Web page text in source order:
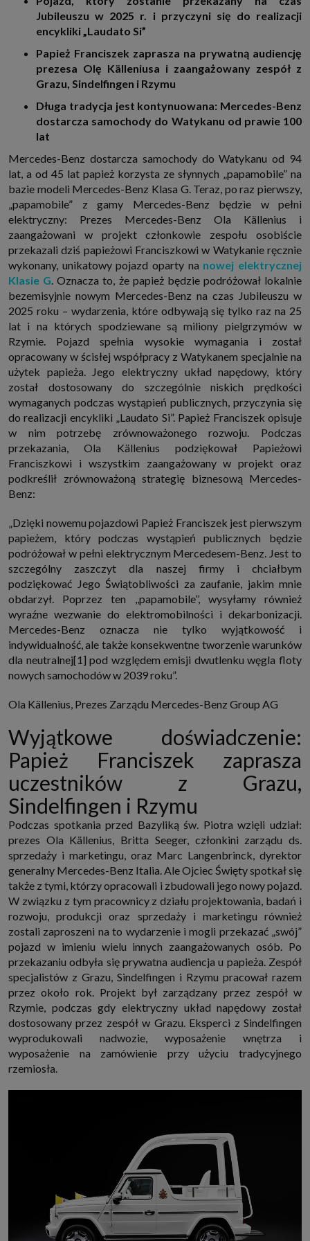
http://www.sagier.pl/
Jeżeli wyrazisz zgodę, o którą wyżej prosimy, administratorami Twoich
danych osobowych będą także nasi Zaufani Partnerzy. Listę Zaufanych
polityki prywatnościi tam też zmodyfikować lub cofnąć swoje zgody.
Podstawa i cel przetwarzania
Twoje dane przetwarzamy w następujących celach:
1. Jeśli zawieramy z Tobą umowę o realizację danej usługi (np. usługi
zapewniającej Ci możliwość zapoznania się z jednym z naszych serwisów
w oparciu o treść regulaminu tego serwisu), to możemy przetwarzać
Twoje dane w zakresie niezbędnym do realizacji tej umowy.
2. Zapewnianie bezpieczeństwa usługi (np. sprawdzenie, czy do Twojego
konta nie loguje się nieuprawniona osoba), dokonanie pomiarów
statystycznych, ulepszanie naszych usług i dopasowanie ich do potrzeb i
wygody użytkowników (np. personalizowanie treści w usługach), jak
również prowadzenie marketingu i promocji własnych usług (np. jeśli
interesujesz się motoryzacją i oglądasz artykuły w biznesistyl.pl lub na
innych stronach internetowych, to możemy Ci wyświetlić reklamę
dotyczącą artykułu w serwisie biznesistyl.pl/automoto. Takie
przetwarzanie danych to realizacja naszych prawnie uzasadnionych
interesów.
3. Za Twoją zgodą usługi marketingowe dostarczą Ci nasi Zaufani
Partnerzy oraz my dla podmiotów trzecich. Aby móc pokazać interesujące
Cię reklamy (np. produktu, którego możesz potrzebować) reklamodawcy i
ich przedstawiciele chcieliby mieć możliwość przetwarzania Twoich
danych związanych z odwiedzanymi przez Ciebie stronami
internetowymi. Udzielenie takiej zgody jest dobrowolne, nie musisz jej
udzielać, nie pozbawi Cię to dostępu do naszych usług. Masz również
możliwość ograniczenia zakresu lub zmiany zgody w dowolnym
momencie.
Twoje dane przetwarzane będą do czasu istnienia podstawy do ich
przetwarzania, czyli w przypadku udzielenia zgody do momentu jej
cofnięcia, ograniczenia lub innych działań z Twojej strony ograniczających
tę zgodę, w przypadku niezbędności danych do wykonania umowy, przez
czas jej wykonywania i ewentualnie okres przedawnienia roszczeń z niej
(zwykle nie więcej niż 3 lata, a maksymalnie 10 lat), a w przypadku, gdy
podstawą przetwarzania danych jest uzasadniony interes administratora,
do czasu zgłoszenia przez Ciebie skutecznego sprzeciwu.
Przekazywanie danych
Administratorzy danych mogą powierzać Twoje dane podwykonawcom IT,
księgowym, agencjom marketingowym etc. Zrobią to jedynie na
Cookies
Na naszych stronach używamy znaczników internetowych takich jak pliki
np. cookie lub local storage do zbierania i przetwarzania danych
osobowych w celu personalizowania treści i reklam oraz analizowania
ruchu na stronach, aplikacjach i w Internecie. W ten sposób technologię tę
wykorzystują również podmioty z Grupy SAGIER oraz nasi Zaufani
Partnerzy, którzy także chcą dopasowywać reklamy do Twoich preferencji.
Cookies to dane informatyczne zapisywane w plikach i przechowywane na
Twoim urządzeniu końcowym (tj. twój komputer, tablet, smartphone itp.),
które przeglądarka wysyła do serwera przy każdorazowym wejściu na
stronę z tego urządzenia, podczas gdy odwiedzasz strony w Internecie.
Szczegółową informację na temat plików cookie i ich funkcjonowania
znajdzieszpod tym linkiem. Pod tym linkiem znajdziesz także informację
o tym jak zmienić ustawienia przeglądarki, aby ograniczyć lub wyłączyć
funkcjonowanie plików cookies itp. oraz jak usunąć takie pliki z Twojego
Twoje uprawnienia
przetwarzania przez nas, inne podmioty z Grupy SAGIER i Zaufanych
Partnerów:
1. Jeśli udzieliłeś zgody na przetwarzanie danych możesz ją w każdej
chwili wycofać (cofnięcie zgody oczywiście nie uchyli zgodności z prawem
przetwarzania już dokonanego na jej podstawie);
2. Masz również prawo żądania dostępu do Twoich danych osobowych, ich
sprostowania, usunięcia lub ograniczenia przetwarzania, prawo do
przeniesienia danych, wyrażenia sprzeciwu wobec przetwarzania danych
oraz prawo do wniesienia skargi do organu nadzorczego, którym w Polsce
jest Prezes Urzędu Ochrony Danych Osobowych.Pod tym adresem
znajdziesz dodatkowe informacje dotyczące przetwarzania danych i
Twoich uprawnień.
Jubileuszu w 2025 r. i przyczyni się do realizacji
encykliki „Laudato Si”
Papież Franciszek zaprasza na prywatną audiencję
prezesa Olę Källeniusa i zaangażowany zespół z
Grazu, Sindelfingen i Rzymu
Długa tradycja jest kontynuowana: Mercedes-Benz
dostarcza samochody do Watykanu od prawie 100
lat
Mercedes-Benz dostarcza samochody do Watykanu od 94
lat, a od 45 lat papież korzysta ze słynnych „papamobile” na
bazie modeli Mercedes-Benz Klasa G. Teraz, po raz pierwszy,
„papamobile” z gamy Mercedes-Benz będzie w pełni
elektryczny: Prezes Mercedes-Benz Ola Källenius i
zaangażowani w projekt członkowie zespołu osobiście
przekazali dziś papieżowi Franciszkowi w Watykanie ręcznie
wykonany, unikatowy pojazd oparty na nowej elektrycznej
Klasie G. Oznacza to, że papież będzie podróżował lokalnie
bezemisyjnie nowym Mercedes-Benz na czas Jubileuszu w
2025 roku – wydarzenia, które odbywają się tylko raz na 25
lat i na których spodziewane są miliony pielgrzymów w
Rzymie. Pojazd spełnia wysokie wymagania i został
opracowany w ścisłej współpracy z Watykanem specjalnie na
użytek papieża. Jego elektryczny układ napędowy, który
został dostosowany do szczególnie niskich prędkości
wymaganych podczas wystąpień publicznych, przyczynia się
do realizacji encykliki „Laudato Si”. Papież Franciszek opisuje
w nim potrzebę zrównoważonego rozwoju. Podczas
przekazania, Ola Källenius podziękował Papieżowi
Franciszkowi i wszystkim zaangażowany w projekt oraz
podkreślił zrównoważoną strategię biznesową Mercedes-
Benz:
„Dzięki nowemu pojazdowi Papież Franciszek jest pierwszym
papieżem, który podczas wystąpień publicznych będzie
podróżował w pełni elektrycznym Mercedesem-Benz. Jest to
szczególny zaszczyt dla naszej firmy i chciałbym
podziękować Jego Świątobliwości za zaufanie, jakim mnie
obdarzył. Poprzez ten ,,papamobile’’, wysyłamy również
wyraźne wezwanie do elektromobilności i dekarbonizacji.
Mercedes-Benz oznacza nie tylko wyjątkowość i
indywidualność, ale także konsekwentne tworzenie warunków
dla neutralnej[1] pod względem emisji dwutlenku węgla floty
nowych samochodów w 2039 roku”.
Ola Källenius, Prezes Zarządu Mercedes-Benz Group AG
Wyjątkowe doświadczenie:
Papież Franciszek zaprasza
uczestników z Grazu,
Sindelfingen i Rzymu
Podczas spotkania przed Bazyliką św. Piotra wzięli udział:
prezes Ola Källenius, Britta Seeger, członkini zarządu ds.
sprzedaży i marketingu, oraz Marc Langenbrinck, dyrektor
generalny Mercedes-Benz Italia. Ale Ojciec Święty spotkał się
także z tymi, którzy opracowali i zbudowali jego nowy pojazd.
W związku z tym pracownicy z działu projektowania, badań i
rozwoju, produkcji oraz sprzedaży i marketingu również
zostali zaproszeni na to wydarzenie i mogli przekazać „swój”
pojazd w imieniu wielu innych zaangażowanych osób. Po
przekazaniu odbyła się prywatna audiencja u papieża. Zespół
specjalistów z Grazu, Sindelfingen i Rzymu pracował razem
przez około rok. Projekt był zarządzany przez zespół w
Rzymie, podczas gdy elektryczny układ napędowy został
dostosowany przez zespół w Grazu. Eksperci z Sindelfingen
wyprodukowali nadwozie, wyposażenie wnętrza i
wyposażenie na zamówienie przy użyciu tradycyjnego
rzemiosła.